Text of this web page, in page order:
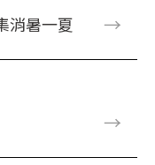
消暑一夏
→
→